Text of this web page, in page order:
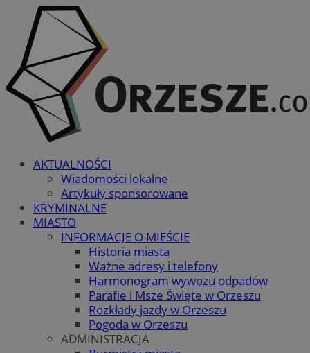
AKTUALNOŚCI
Wiadomości lokalne
Artykuły sponsorowane
KRYMINALNE
MIASTO
INFORMACJE O MIEŚCIE
Historia miasta
Ważne adresy i telefony
Harmonogram wywozu odpadów
Parafie i Msze Święte w Orzeszu
Rozkłady jazdy w Orzeszu
Pogoda w Orzeszu
ADMINISTRACJA